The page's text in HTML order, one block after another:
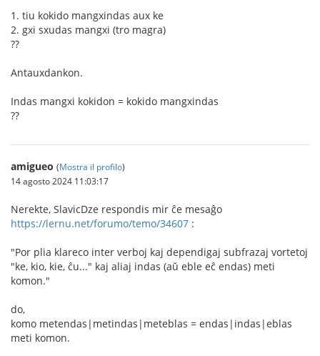
1. tiu kokido mangxindas aux ke
2. gxi sxudas mangxi (tro magra)
??
Antauxdankon.
Indas mangxi kokidon = kokido mangxindas
??
amigueo (Mostra il profilo)
14 agosto 2024 11:03:17
Nerekte, SlavicDze respondis mir ĉe mesaĝo
https://lernu.net/forumo/temo/34607 :
"Por plia klareco inter verboj kaj dependigaj subfrazaj vortetoj
"ke, kio, kie, ĉu..." kaj aliaj indas (aŭ eble eĉ endas) meti
komon."
do,
komo metendas|metindas|meteblas = endas|indas|eblas
meti komon.